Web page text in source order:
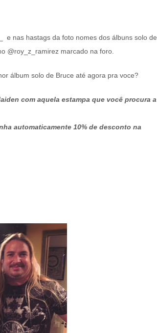
e nas hastags da foto nomes dos álbuns solo de
@roy_z_ramirez marcado na foro.
álbum solo de Bruce até agora pra voce?
com aquela estampa que você procura a
automaticamente 10% de desconto na